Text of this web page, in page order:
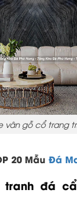
vân gỗ cổ trang
20 Mẫu Đá
tranh đá